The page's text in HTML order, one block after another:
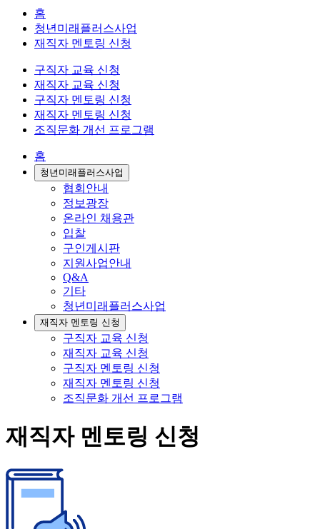
홈
청년미래플러스사업
재직자 멘토링 신청
구직자 교육 신청
재직자 교육 신청
구직자 멘토링 신청
재직자 멘토링 신청
조직문화 개선 프로그램
홈
청년미래플러스사업
협회안내
정보광장
온라인 채용관
입찰
구인게시판
지원사업안내
Q&A
기타
청년미래플러스사업
재직자 멘토링 신청
구직자 교육 신청
재직자 교육 신청
구직자 멘토링 신청
재직자 멘토링 신청
조직문화 개선 프로그램
재직자 멘토링 신청